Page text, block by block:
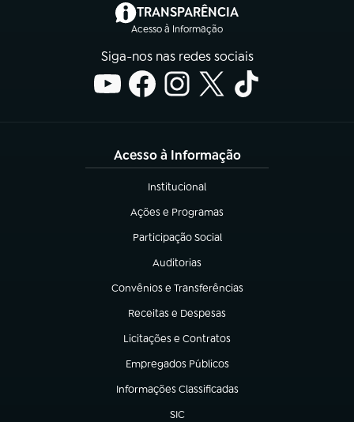
TRANSPARÊNCIA
Acesso à Informação
(abre em nova aba)
Siga-nos nas redes sociais
Acesso à Informação
Institucional
(abre em nova aba)
Ações e Programas
(abre em nova aba)
Participação Social
(abre em nova aba)
Auditorias
(abre em nova aba)
Convênios e Transferências
(abre em nova aba)
Receitas e Despesas
(abre em nova aba)
Licitações e Contratos
(abre em nova aba)
Empregados Públicos
(abre em nova aba)
Informações Classificadas
(abre em nova aba)
SIC